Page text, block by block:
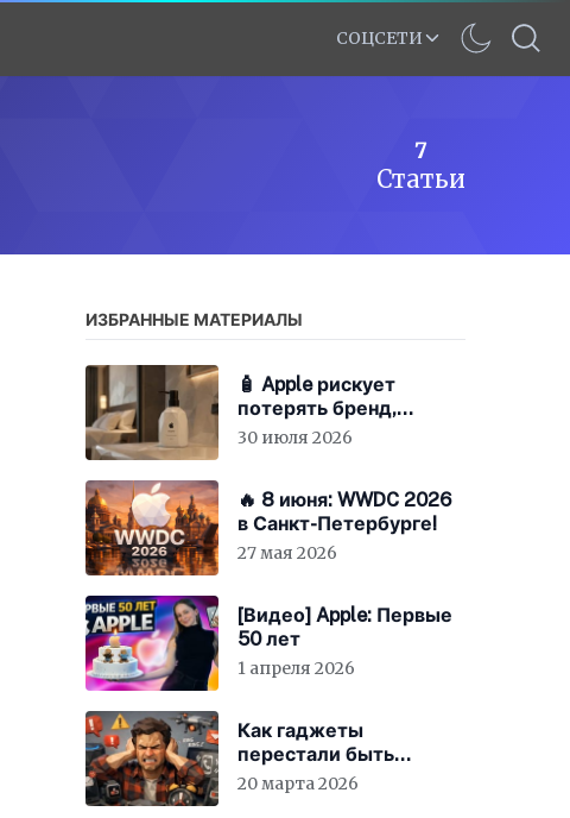
СОЦСЕТИ
7
Статьи
ИЗБРАННЫЕ МАТЕРИАЛЫ
🧴 Apple рискует
потерять бренд,
экономя на «мыле»
30 июля 2026
🔥 8 июня: WWDC 2026
в Санкт-Петербурге!
27 мая 2026
[Видео] Apple: Первые
50 лет
1 апреля 2026
Как гаджеты
перестали быть
просто устройствами и
20 марта 2026